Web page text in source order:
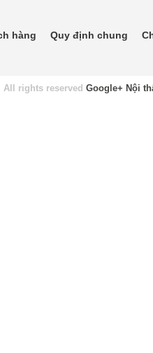
hàng Quy định chung
All rights reserved Google+ Nội